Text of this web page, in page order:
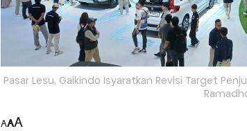
Pasar Lesu, Gaikindo Isyaratkan Revisi Target
AAA